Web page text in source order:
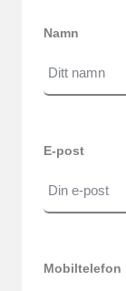
Namn
E-post
Mobiltelefon